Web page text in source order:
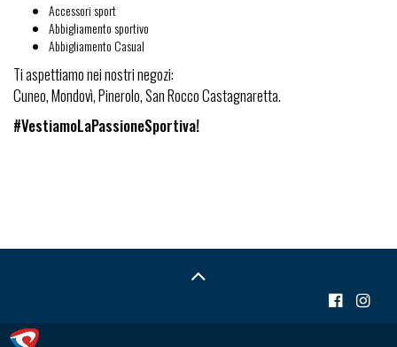
Accessori sport
Abbigliamento sportivo
Abbigliamento Casual
Ti aspettiamo nei nostri negozi:
Cuneo, Mondovì, Pinerolo, San Rocco Castagnaretta.
#VestiamoLaPassioneSportiva!